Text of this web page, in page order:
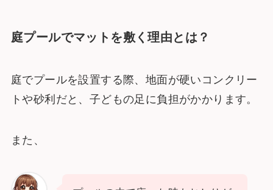
庭プールでマットを敷く理由とは？
庭でプールを設置する際、地面が硬いコンクリー
トや砂利だと、子どもの足に負担がかかります。
また、